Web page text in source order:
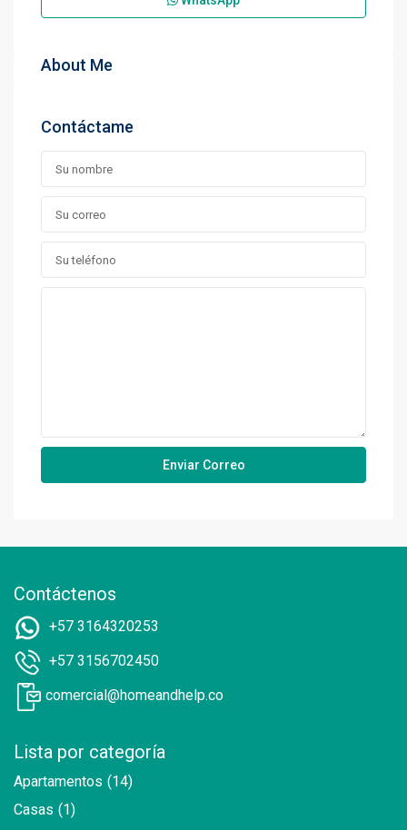
About Me
Contáctame
Contáctenos
+57 3164320253
+57 3156702450
comercial@homeandhelp.co
Lista por categoría
Apartamentos (14)
Casas (1)